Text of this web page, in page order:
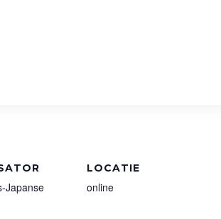
Japanse
LOCATIE
online